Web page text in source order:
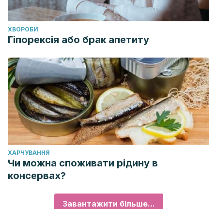
ХВОРОБИ
Гіпорексія або брак апетиту
ХАРЧУВАННЯ
Чи можна споживати рідину в
консервах?
Завантажити більше...